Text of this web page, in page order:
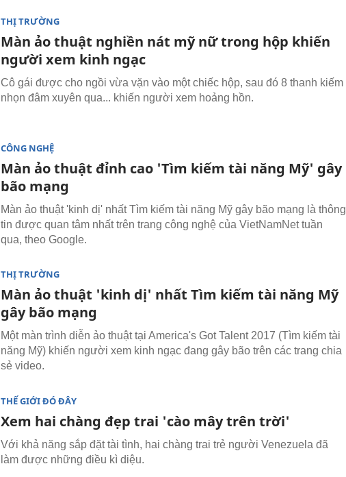
THỊ TRƯỜNG
Màn ảo thuật nghiền nát mỹ nữ trong hộp khiến
người xem kinh ngạc
Cô gái được cho ngồi vừa vặn vào một chiếc hộp, sau đó 8 thanh kiếm
nhọn đâm xuyên qua... khiến người xem hoảng hồn.
CÔNG NGHỆ
Màn ảo thuật đỉnh cao 'Tìm kiếm tài năng Mỹ' gây
bão mạng
Màn ảo thuật 'kinh dị' nhất Tìm kiếm tài năng Mỹ gây bão mạng là thông
tin được quan tâm nhất trên trang công nghệ của VietNamNet tuần
qua, theo Google.
THỊ TRƯỜNG
Màn ảo thuật 'kinh dị' nhất Tìm kiếm tài năng Mỹ
gây bão mạng
Một màn trình diễn ảo thuật tại America's Got Talent 2017 (Tìm kiếm tài
năng Mỹ) khiến người xem kinh ngạc đang gây bão trên các trang chia
sẻ video.
THẾ GIỚI ĐÓ ĐÂY
Xem hai chàng đẹp trai 'cào mây trên trời'
Với khả năng sắp đặt tài tình, hai chàng trai trẻ người Venezuela đã
làm được những điều kì diệu.